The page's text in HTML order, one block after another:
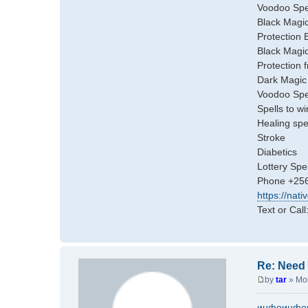
Voodoo
Black
Protection
Black
Protection
Dark
Voodoo
Spells to
Healing
Stroke
Diabetics
Lottery
Phone
https://
Text or
Re:
by tar »